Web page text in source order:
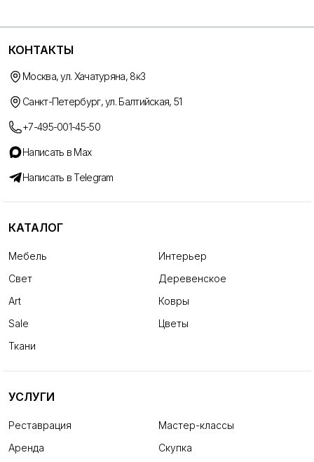
КОНТАКТЫ
Москва, ул. Хачатуряна, 8к3
Санкт-Петербург, ул. Балтийская, 51
+7-495-001-45-50
Написать в Max
Написать в Telegram
КАТАЛОГ
Мебель
Интерьер
Свет
Деревенское
Art
Ковры
Sale
Цветы
Ткани
УСЛУГИ
Реставрация
Мастер-классы
Аренда
Скупка